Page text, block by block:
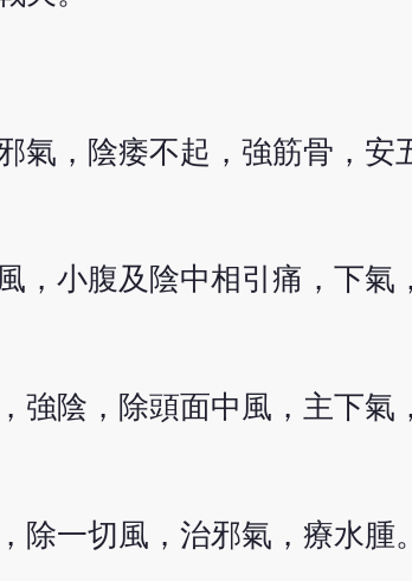
氣，陰痿不起，強筋骨，安
，小腹及陰中相引痛，下氣
強陰，除頭面中風，主下氣
除一切風，治邪氣，療水腫。